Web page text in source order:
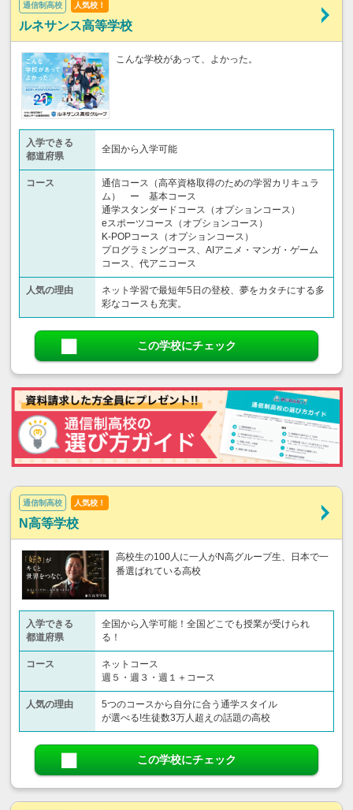
通信制高校 人気校！
ルネサンス高等学校
こんな学校があって、よかった。
入学できる
都道府県
全国から入学可能
コース
通信コース（高卒資格取得のための学習カリキュラ
ム） ー 基本コース
通学スタンダードコース（オプションコース）
eスポーツコース（オプションコース）
K-POPコース（オプションコース）
プログラミングコース、AIアニメ・マンガ・ゲーム
コース、代アニコース
人気の理由
ネット学習で最短年5日の登校、夢をカタチにする多
彩なコースも充実。
この学校にチェック
通信制高校 人気校！
N高等学校
高校生の100人に一人がN高グループ生、日本で一
番選ばれている高校
入学できる
都道府県
全国から入学可能！全国どこでも授業が受けられ
る！
コース
ネットコース
週５・週３・週１＋コース
人気の理由
5つのコースから自分に合う通学スタイル
が選べる!生徒数3万人超えの話題の高校
この学校にチェック